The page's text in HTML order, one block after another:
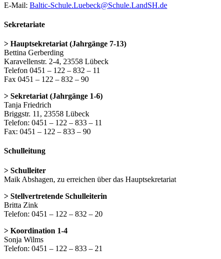
E-Mail: Baltic-Schule.Luebeck@Schule.LandSH.de
Sekretariate
> Hauptsekretariat (Jahrgänge 7-13)
Bettina Gerberding
Karavellenstr. 2-4, 23558 Lübeck
Telefon 0451 – 122 – 832 – 11
Fax 0451 – 122 – 832 – 90
> Sekretariat (Jahrgänge 1-6)
Tanja Friedrich
Briggstr. 11, 23558 Lübeck
Telefon: 0451 – 122 – 833 – 11
Fax: 0451 – 122 – 833 – 90
Schulleitung
> Schulleiter
Maik Abshagen, zu erreichen über das Hauptsekretariat
> Stellvertretende Schulleiterin
Britta Zink
Telefon: 0451 – 122 – 832 – 20
> Koordination 1-4
Sonja Wilms
Telefon: 0451 – 122 – 833 – 21